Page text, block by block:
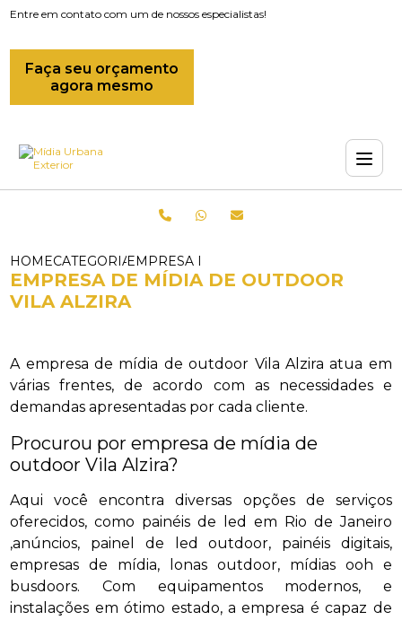
Entre em contato com um de nossos especialistas!
Faça seu orçamento
agora mesmo
HOMECATEGORIASEMPRESA DE MIDIAS
EMPRESA DE MÍDIA DE OUTDOOR
VILA ALZIRA
A empresa de mídia de outdoor Vila Alzira atua em
várias frentes, de acordo com as necessidades e
demandas apresentadas por cada cliente.
Procurou por empresa de mídia de
outdoor Vila Alzira?
Aqui você encontra diversas opções de serviços
oferecidos, como painéis de led em Rio de Janeiro
,anúncios, painel de led outdoor, painéis digitais,
empresas de mídia, lonas outdoor, mídias ooh e
busdoors. Com equipamentos modernos, e
instalações em ótimo estado, a empresa é capaz de